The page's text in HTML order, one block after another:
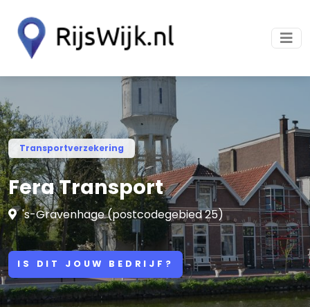
Transportverzekering
Fera Transport
's-Gravenhage (postcodegebied 25)
IS DIT JOUW BEDRIJF?